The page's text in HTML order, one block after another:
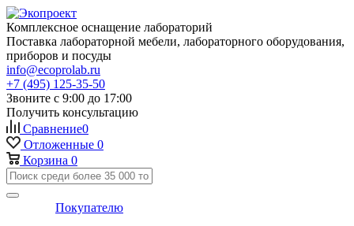
Комплексное оснащение лабораторий
Поставка лабораторной мебели, лабораторного оборудования,
приборов и посуды
info@ecoprolab.ru
+7 (495) 125-35-50
Звоните с 9:00 до 17:00
Получить консультацию
Сравнение0
Отложенные 0
Корзина 0
Покупателю